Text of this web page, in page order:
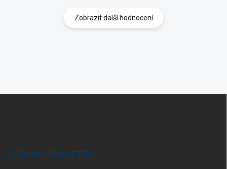
Zobrazit další hodnocení
ODEBÍRAT NEWSLETTER